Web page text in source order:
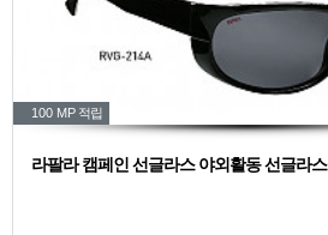
100 MP 적립
라팔라 캠페인 선글라스 야외활동 선글라스